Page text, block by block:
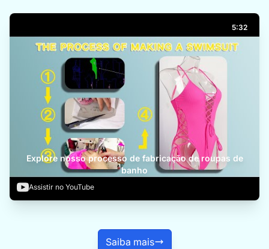
Explore nosso processo de fabricação de roupas de
banho
Assistir no YouTube
5:32
Saiba mais